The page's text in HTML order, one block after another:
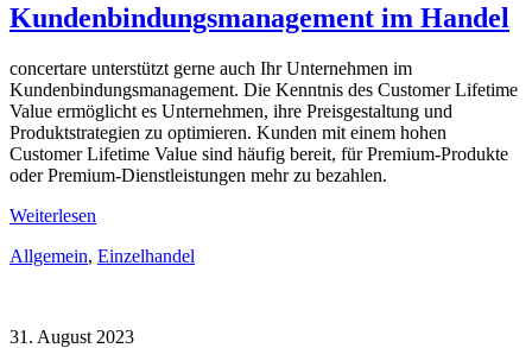
Kundenbindungsmanagement im Handel
concertare unterstützt gerne auch Ihr Unternehmen im
Kundenbindungsmanagement. Die Kenntnis des Customer Lifetime
Value ermöglicht es Unternehmen, ihre Preisgestaltung und
Produktstrategien zu optimieren. Kunden mit einem hohen
Customer Lifetime Value sind häufig bereit, für Premium-Produkte
oder Premium-Dienstleistungen mehr zu bezahlen.
Weiterlesen
Allgemein, Einzelhandel
31. August 2023